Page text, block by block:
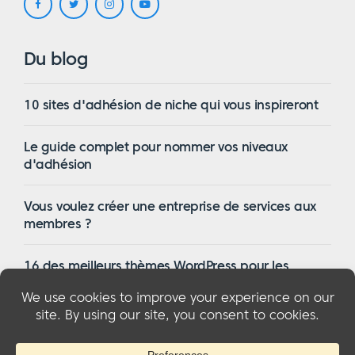
Du blog
10 sites d'adhésion de niche qui vous inspireront
Le guide complet pour nommer vos niveaux
d'adhésion
Vous voulez créer une entreprise de services aux
membres ?
16 des meilleurs thèmes WordPress pour les